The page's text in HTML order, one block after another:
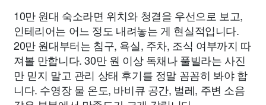
10만 원대 숙소라면 위치와 청결을 우선으로 보고,
인테리어는 어느 정도 내려놓는 게 현실적입니다.
20만 원대부터는 침구, 욕실, 주차, 조식 여부까지 따
져볼 만합니다. 30만 원 이상 독채나 풀빌라는 사진
만 믿지 말고 관리 상태 후기를 정말 꼼꼼히 봐야 합
니다. 수영장 물 온도, 바비큐 공간, 벌레, 주변 소음